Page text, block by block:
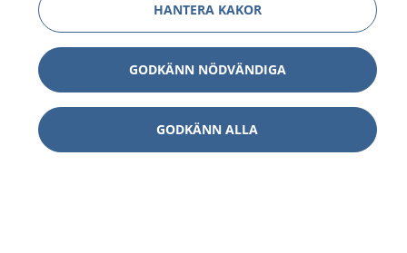
HANTERA KAKOR
GODKÄNN NÖDVÄNDIGA
GODKÄNN ALLA